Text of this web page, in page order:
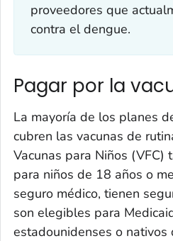
proveedores que
contra el dengue.
Pagar por la
La mayoría de los planes
cubren las vacunas de
Vacunas para Niños (VFC)
para niños de 18 años o
seguro médico, tienen
son elegibles para
estadounidenses o nativos